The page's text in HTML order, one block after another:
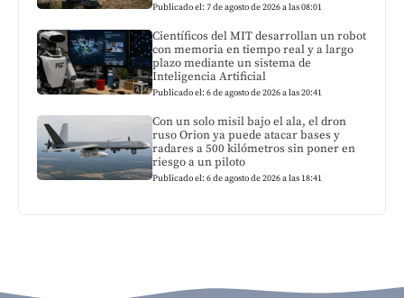
Publicado el: 7 de agosto de 2026 a las 08:01
Científicos del MIT desarrollan un robot
con memoria en tiempo real y a largo
plazo mediante un sistema de
Inteligencia Artificial
Publicado el: 6 de agosto de 2026 a las 20:41
Con un solo misil bajo el ala, el dron
ruso Orion ya puede atacar bases y
radares a 500 kilómetros sin poner en
riesgo a un piloto
Publicado el: 6 de agosto de 2026 a las 18:41